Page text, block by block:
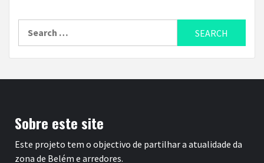
Sobre este site
Este projeto tem o objectivo de partilhar a atualidade da
zona de Belém e arredores.